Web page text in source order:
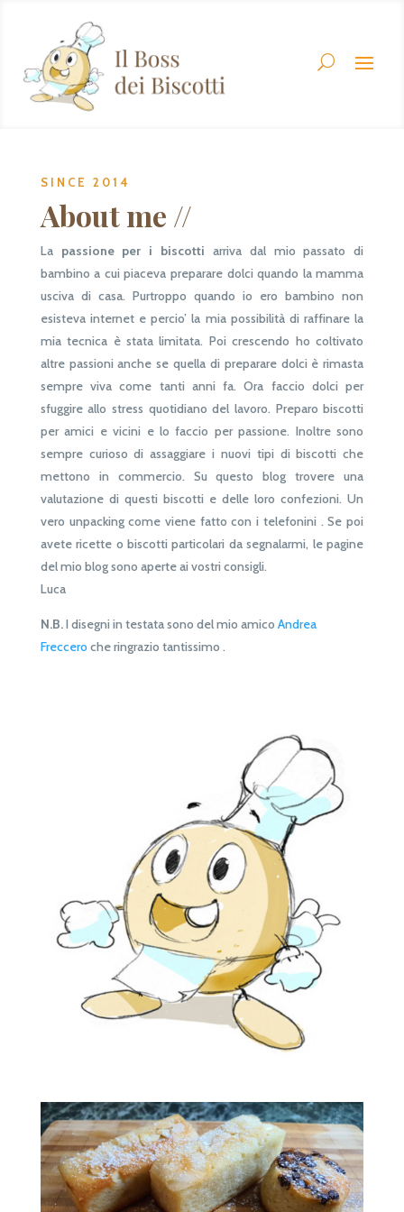
SINCE 2014
About me //
La passione per i biscotti arriva dal mio passato di
bambino a cui piaceva preparare dolci quando la mamma
usciva di casa. Purtroppo quando io ero bambino non
esisteva internet e percio’ la mia possibilità di raffinare la
mia tecnica è stata limitata. Poi crescendo ho coltivato
altre passioni anche se quella di preparare dolci è rimasta
sempre viva come tanti anni fa. Ora faccio dolci per
sfuggire allo stress quotidiano del lavoro. Preparo biscotti
per amici e vicini e lo faccio per passione. Inoltre sono
sempre curioso di assaggiare i nuovi tipi di biscotti che
mettono in commercio. Su questo blog trovere una
valutazione di questi biscotti e delle loro confezioni. Un
vero unpacking come viene fatto con i telefonini . Se poi
avete ricette o biscotti particolari da segnalarmi, le pagine
del mio blog sono aperte ai vostri consigli.
Luca
N.B.I disegni in testata sono del mio amico Andrea
Frecceroche ringrazio tantissimo .